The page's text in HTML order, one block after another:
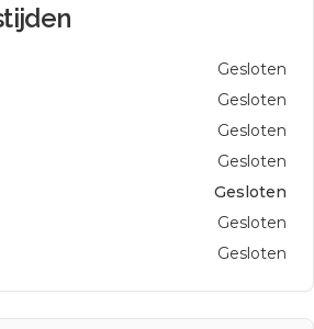
Gesloten
Gesloten
Gesloten
Gesloten
Gesloten
Gesloten
Gesloten